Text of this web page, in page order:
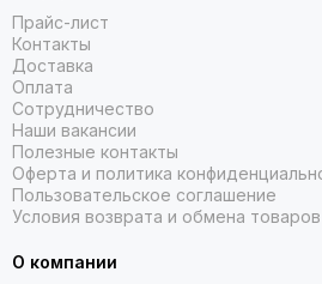
Прайс-лист
Контакты
Доставка
Оплата
Сотрудничество
Наши вакансии
Полезные контакты
Оферта и политика
Пользовательское соглашение
Условия возврата и обмена товаров
О компании